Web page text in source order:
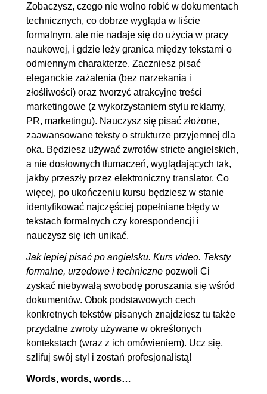
Zobaczysz, czego nie wolno robić w dokumentach
technicznych, co dobrze wygląda w liście
formalnym, ale nie nadaje się do użycia w pracy
naukowej, i gdzie leży granica między tekstami o
odmiennym charakterze. Zaczniesz pisać
eleganckie zażalenia (bez narzekania i
złośliwości) oraz tworzyć atrakcyjne treści
marketingowe (z wykorzystaniem stylu reklamy,
PR, marketingu). Nauczysz się pisać złożone,
zaawansowane teksty o strukturze przyjemnej dla
oka. Będziesz używać zwrotów stricte angielskich,
a nie dosłownych tłumaczeń, wyglądających tak,
jakby przeszły przez elektroniczny translator. Co
więcej, po ukończeniu kursu będziesz w stanie
identyfikować najczęściej popełniane błędy w
tekstach formalnych czy korespondencji i
nauczysz się ich unikać.
Jak lepiej pisać po angielsku. Kurs video. Teksty
formalne, urzędowe i techniczne pozwoli Ci
zyskać niebywałą swobodę poruszania się wśród
dokumentów. Obok podstawowych cech
konkretnych tekstów pisanych znajdziesz tu także
przydatne zwroty używane w określonych
kontekstach (wraz z ich omówieniem). Ucz się,
szlifuj swój styl i zostań profesjonalistą!
Words, words, words…